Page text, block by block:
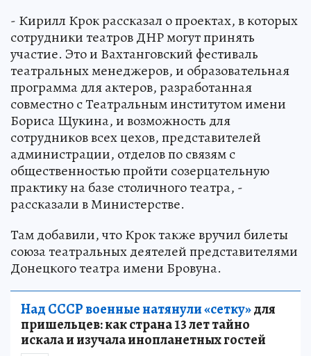
- Кирилл Крок рассказал о проектах, в которых
сотрудники театров ДНР могут принять
участие. Это и Вахтанговский фестиваль
театральных менеджеров, и образовательная
программа для актеров, разработанная
совместно с Театральным институтом имени
Бориса Щукина, и возможность для
сотрудников всех цехов, представителей
администрации, отделов по связям с
общественностью пройти созерцательную
практику на базе столичного театра, -
рассказали в Министерстве.
Там добавили, что Крок также вручил билеты
союза театральных деятелей представителями
Донецкого театра имени Бровуна.
Над СССР военные натянули «сетку»для
пришельцев: как страна 13 лет тайно
искала и изучала инопланетных гостей